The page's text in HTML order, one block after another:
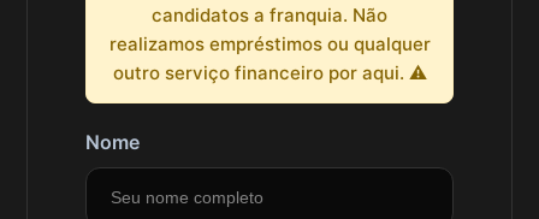
candidatos a franquia. Não
realizamos empréstimos ou qualquer
outro serviço financeiro por aqui. ⚠️
Nome